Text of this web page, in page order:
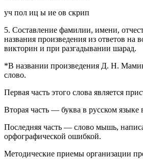
уч пол иц ы ие ов скрип
5. Составление фамилии, имени,
названия произведения из ответов на
викторин и при разгадывании шарад.
*В названии произведения Д. Н.
слово.
Первая часть этого слова является
Вторая часть — буква в русском языке
Последняя часть — слово мышь,
орфографической ошибкой.
Методические приемы организации